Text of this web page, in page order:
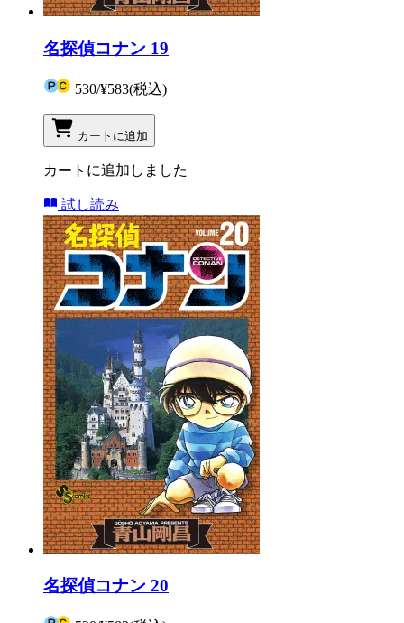
名探偵コナン 19
530/¥583(税込)
カートに追加
カートに追加しました
試し読み
名探偵コナン 20